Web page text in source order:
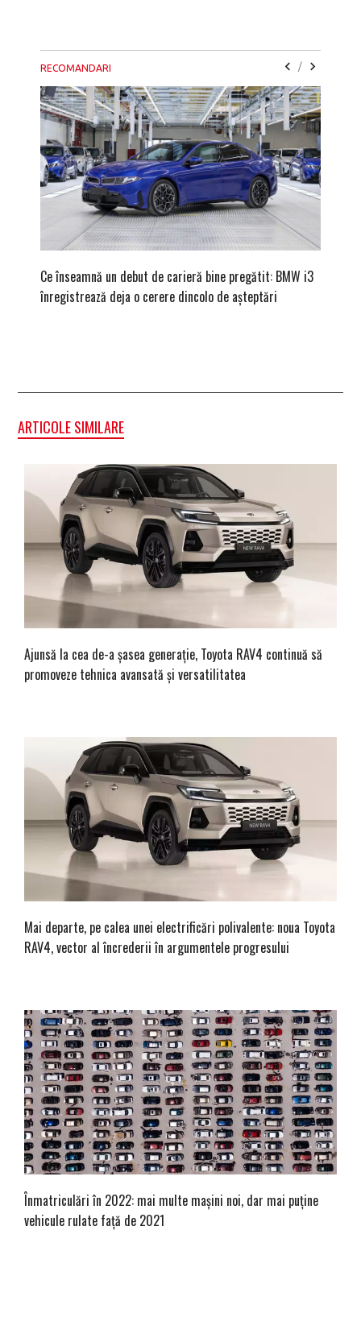
RECOMANDARI /
Ce înseamnă un debut de carieră bine pregătit: BMW i3
înregistrează deja o cerere dincolo de așteptări
ARTICOLE SIMILARE
Ajunsă la cea de-a șasea generație, Toyota RAV4 continuă să
promoveze tehnica avansată și versatilitatea
Mai departe, pe calea unei electrificări polivalente: noua Toyota
RAV4, vector al încrederii în argumentele progresului
Înmatriculări în 2022: mai multe mașini noi, dar mai puține
vehicule rulate față de 2021